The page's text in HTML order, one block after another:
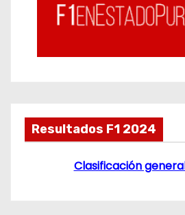
Resultados F1 2024
Clasificación general